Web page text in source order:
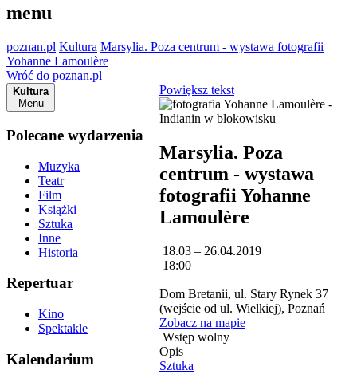
menu
poznan.pl Kultura Marsylia. Poza centrum - wystawa fotografii
Yohanne Lamoulère
Wróć do poznan.pl
Kultura
Menu
Polecane wydarzenia
Muzyka
Teatr
Film
Książki
Sztuka
Inne
Historia
Repertuar
Kino
Spektakle
Kalendarium
Powiększ tekst
Marsylia. Poza
centrum - wystawa
fotografii Yohanne
Lamoulère
18.03 – 26.04.2019
18:00
Dom Bretanii, ul. Stary Rynek 37
(wejście od ul. Wielkiej), Poznań
Zobacz na mapie
Wstęp wolny
Opis
Sztuka